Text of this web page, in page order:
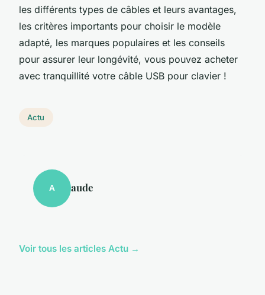
les différents types de câbles et leurs avantages,
les critères importants pour choisir le modèle
adapté, les marques populaires et les conseils
pour assurer leur longévité, vous pouvez acheter
avec tranquillité votre câble USB pour clavier !
Actu
A aude
Voir tous les articles Actu →